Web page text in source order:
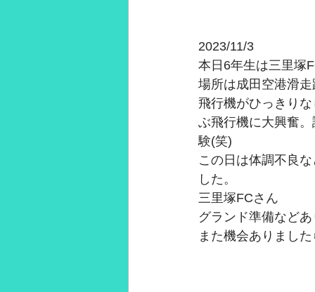
2023/11/3
本日6年生は三里塚
場所は成田空港滑走
飛行機がひっきり
ぶ飛行機に大興奮
験(笑)
この日は体調不良
した。
三里塚FCさん
グランド準備などあ
また機会ありまし